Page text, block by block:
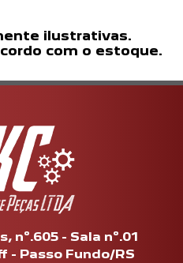
ilustrativas.
com o estoque.
nº.605 - Sala nº.01
- Passo Fundo/RS